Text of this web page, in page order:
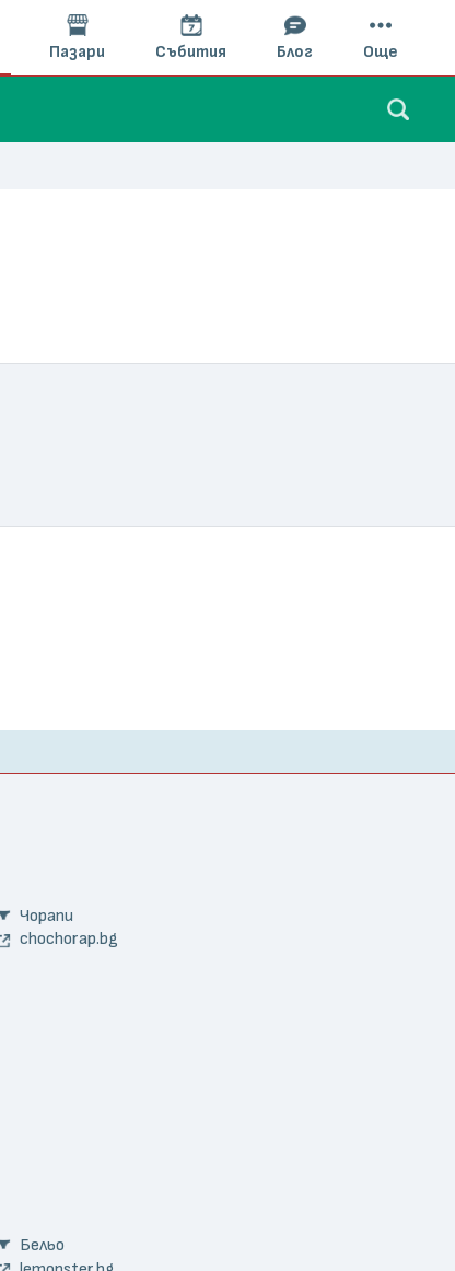
Чорапи
chochorap.bg
Бельо
Пазари Събития Блог Още